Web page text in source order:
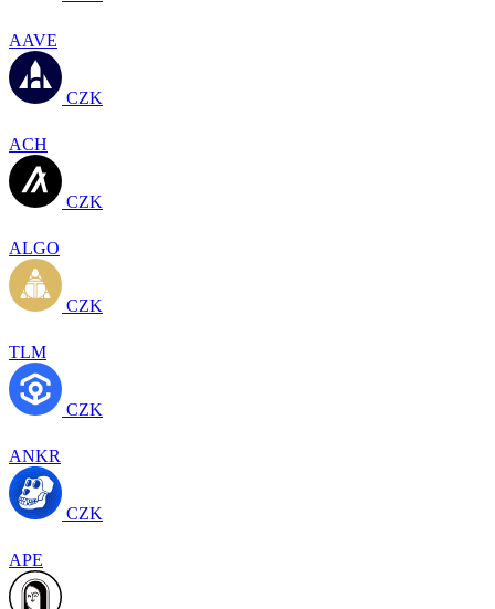
AAVE
CZK
ACH
CZK
ALGO
CZK
TLM
CZK
ANKR
CZK
APE